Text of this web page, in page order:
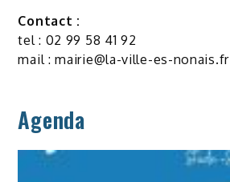
Contact :
tel : 02 99 58 41 92
mail :mairie@la-ville-es-nonais.fr
Agenda